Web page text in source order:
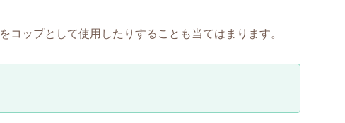
をコップとして使用したりすることも当てはまります。